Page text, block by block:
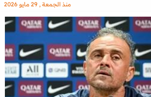
منذ الجمعة , 29 مايو 2026